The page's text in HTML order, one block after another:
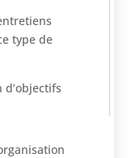
type de